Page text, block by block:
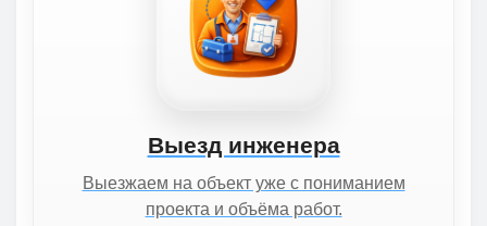
Выезд инженера
Выезжаем на объект уже с пониманием
проекта и объёма работ.